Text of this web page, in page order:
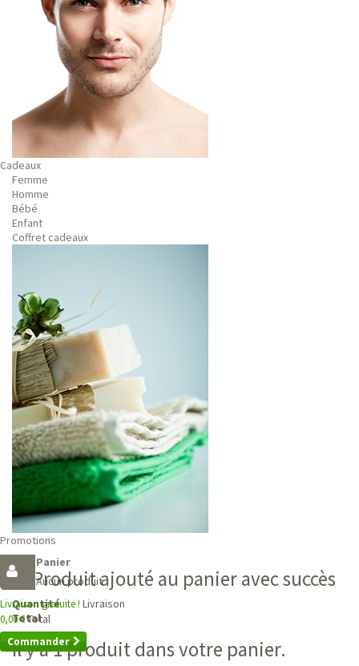
Cadeaux
Femme
Homme
Bébé
Enfant
Coffret cadeaux
Promotions
Panier
Aucun produit
Livraison gratuite ! Livraison
0,00 €Total
Commander
Produit ajouté au panier avec succès
Quantité
Total
Il y a 1 produit dans votre panier.